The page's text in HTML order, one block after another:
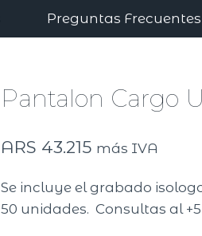
Preguntas Frecuentes
Pantalon Cargo
ARS 43.215 más IVA
Se incluye el grabado
50 unidades. Consultas al